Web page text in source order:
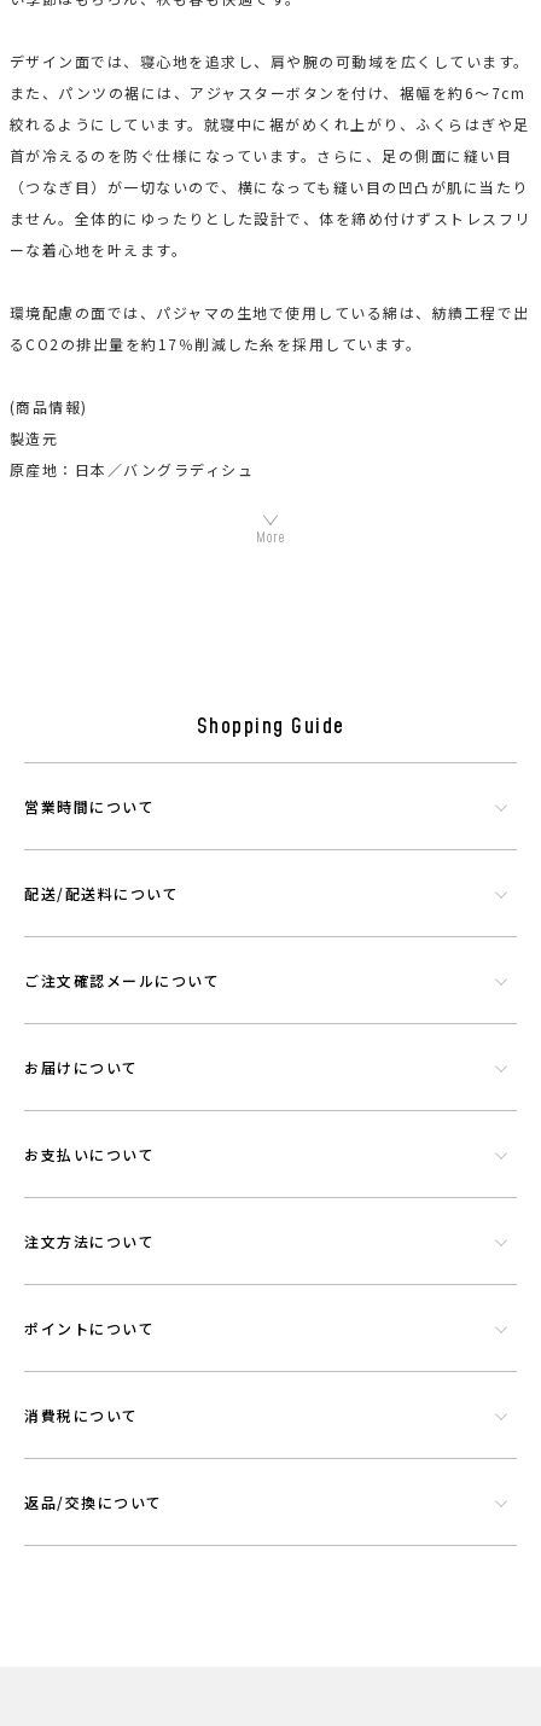
デザイン面では、寝心地を追求し、肩や腕の可動域を広くしています。
また、パンツの裾には、アジャスターボタンを付け、裾幅を約6〜7cm
絞れるようにしています。就寝中に裾がめくれ上がり、ふくらはぎや足
首が冷えるのを防ぐ仕様になっています。さらに、足の側面に縫い目
（つなぎ目）が一切ないので、横になっても縫い目の凹凸が肌に当たり
ません。全体的にゆったりとした設計で、体を締め付けずストレスフリ
ーな着心地を叶えます。
環境配慮の面では、パジャマの生地で使用している綿は、紡績工程で出
るCO2の排出量を約17％削減した糸を採用しています。
(商品情報)
製造元
原産地：日本／バングラディシュ
す。功績を微細に粉砕したものを染色工程で繊維にコーティングさせウ
エアに機能を持たせることができる素材です。
Shopping Guide
営業時間について
配送/配送料について
ご注文確認メールについて
お届けについて
お支払いについて
注文方法について
ポイントについて
消費税について
返品/交換について